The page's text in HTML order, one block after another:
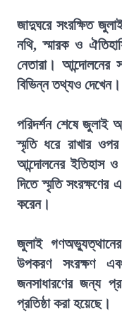
জাদুঘরে সংরক্ষিত
নথি, স্মারক ও
নেতারা। আন্দোলনের
বিভিন্ন তথ্যও দেখেন।
পরিদর্শন শেষে জুলাই
স্মৃতি ধরে রাখার
আন্দোলনের ইতিহাস ও
দিতে স্মৃতি
করেন।
জুলাই
উপকরণ সংরক্ষণ
জনসাধারণের জন্য
প্রতিষ্ঠা করা হয়েছে।